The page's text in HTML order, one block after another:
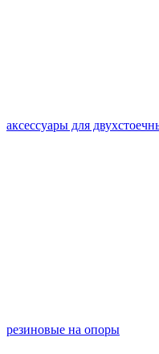
аксессуары для
резиновые на опоры